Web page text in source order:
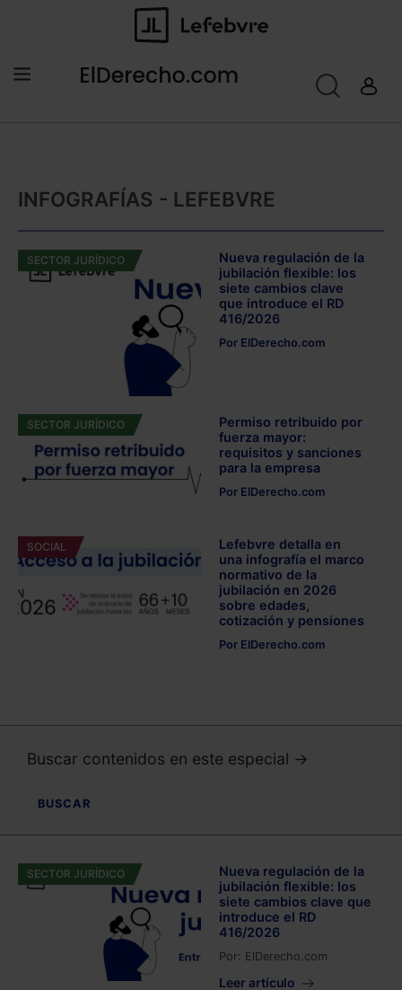
INFOGRAFÍAS - LEFEBVRE
Nueva regulación de la
jubilación flexible: los
siete cambios clave
que introduce el RD
416/2026
Por ElDerecho.com
SECTOR JURÍDICO
Permiso retribuido por
fuerza mayor:
requisitos y sanciones
para la empresa
Por ElDerecho.com
SECTOR JURÍDICO
Lefebvre detalla en
una infografía el marco
normativo de la
jubilación en 2026
sobre edades,
cotización y pensiones
Por ElDerecho.com
SOCIAL
Buscar contenidos en este especial →
BUSCAR
Nueva regulación de la
jubilación flexible: los
siete cambios clave que
introduce el RD
416/2026
Por: ElDerecho.com
Leer artículo
SECTOR JURÍDICO